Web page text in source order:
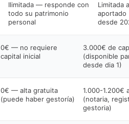
Ilimitada — responde con
todo su patrimonio
personal
Limitada
aportado
desde
0€ — no requiere
capital inicial
3.000€ de
(disponible
desde dia 1)
0€ — alta gratuita
(puede haber gestoría)
1.000-1.200€
(notaria,
gestoria)